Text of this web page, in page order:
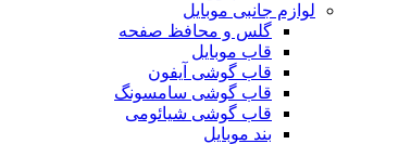
لوازم جانبی موبایل
گلس و محافظ صفحه
قاب موبایل
قاب گوشی آیفون
قاب گوشی سامسونگ
قاب گوشی شیائومی
بند موبایل